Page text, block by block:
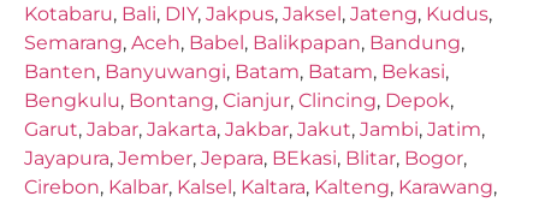
Kotabaru, Bali, DIY, Jakpus, Jaksel, Jateng, Kudus,
Semarang, Aceh, Babel, Balikpapan, Bandung,
Banten, Banyuwangi, Batam, Batam, Bekasi,
Bengkulu, Bontang, Cianjur, Clincing, Depok,
Garut, Jabar, Jakarta, Jakbar, Jakut, Jambi, Jatim,
Jayapura, Jember, Jepara, BEkasi, Blitar, Bogor,
Cirebon, Kalbar, Kalsel, Kaltara, Kalteng, Karawang,